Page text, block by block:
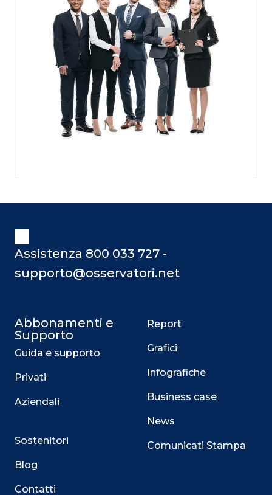
Assistenza 800 033 727 -
supporto@osservatori.net
Abbonamenti e
Supporto
Guida e supporto
Privati
Aziendali
Sostenitori
Blog
Contatti
Report
Grafici
Infografiche
Business case
News
Comunicati Stampa